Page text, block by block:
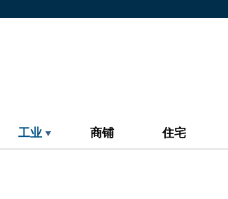
工业 商铺 住宅